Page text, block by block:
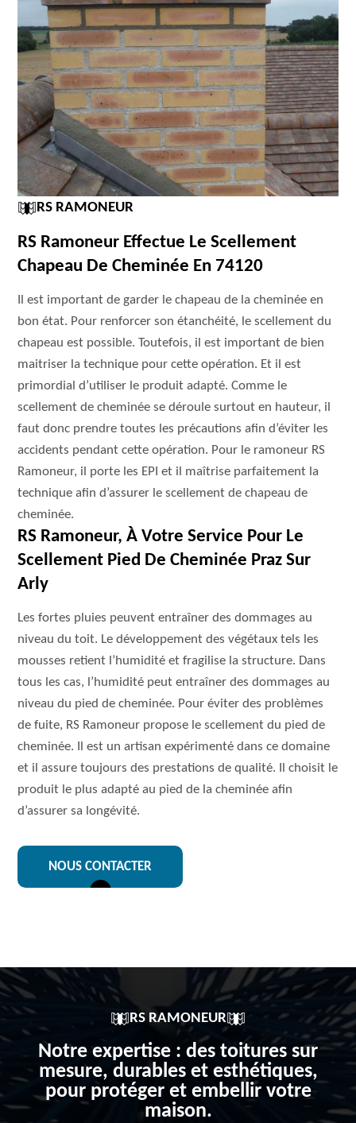
RS RAMONEUR
RS Ramoneur Effectue Le Scellement
Chapeau De Cheminée En 74120
Il est important de garder le chapeau de la cheminée en
bon état. Pour renforcer son étanchéité, le scellement du
chapeau est possible. Toutefois, il est important de bien
maitriser la technique pour cette opération. Et il est
primordial d’utiliser le produit adapté. Comme le
scellement de cheminée se déroule surtout en hauteur, il
faut donc prendre toutes les précautions afin d’éviter les
accidents pendant cette opération. Pour le ramoneur RS
Ramoneur, il porte les EPI et il maîtrise parfaitement la
technique afin d’assurer le scellement de chapeau de
cheminée.
RS Ramoneur, À Votre Service Pour Le
Scellement Pied De Cheminée Praz Sur
Arly
Les fortes pluies peuvent entraîner des dommages au
niveau du toit. Le développement des végétaux tels les
mousses retient l’humidité et fragilise la structure. Dans
tous les cas, l’humidité peut entraîner des dommages au
niveau du pied de cheminée. Pour éviter des problèmes
de fuite, RS Ramoneur propose le scellement du pied de
cheminée. Il est un artisan expérimenté dans ce domaine
et il assure toujours des prestations de qualité. Il choisit le
produit le plus adapté au pied de la cheminée afin
d’assurer sa longévité.
NOUS CONTACTER
RS RAMONEUR
Notre expertise : des toitures sur
mesure, durables et esthétiques,
pour protéger et embellir votre
maison.